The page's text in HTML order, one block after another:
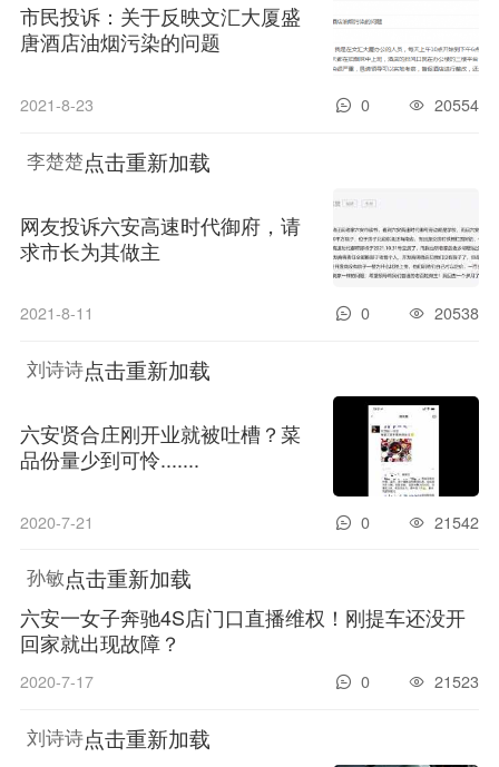
市民投诉：关于反映文汇大厦盛
唐酒店油烟污染的问题
2021-8-23 20554
0
李楚楚点击重新加载
网友投诉六安高速时代御府，请
求市长为其做主
2021-8-11 20538
0
刘诗诗点击重新加载
六安贤合庄刚开业就被吐槽？菜
品份量少到可怜.......
2020-7-21 21542
0
孙敏点击重新加载
六安一女子奔驰4S店门口直播维权！刚提车还没开
回家就出现故障？
2020-7-17 21523
0
刘诗诗点击重新加载